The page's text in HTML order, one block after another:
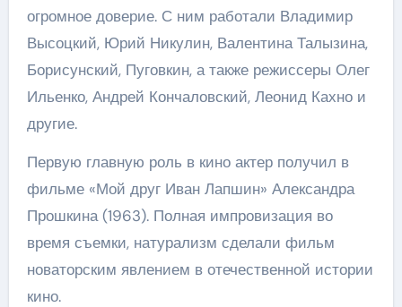
огромное доверие. С ним работали Владимир
Высоцкий, Юрий Никулин, Валентина Талызина,
Борисунский, Пуговкин, а также режиссеры Олег
Ильенко, Андрей Кончаловский, Леонид Кахно и
другие.
Первую главную роль в кино актер получил в
фильме «Мой друг Иван Лапшин» Александра
Прошкина (1963). Полная импровизация во
время съемки, натурализм сделали фильм
новаторским явлением в отечественной истории
кино.